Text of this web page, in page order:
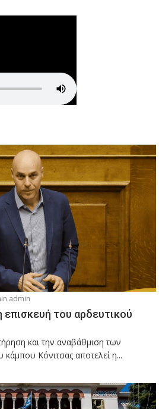
admin
επισκευή του αρδευτικού
και την αναβάθμιση των
Κόνιτσας αποτελεί η...